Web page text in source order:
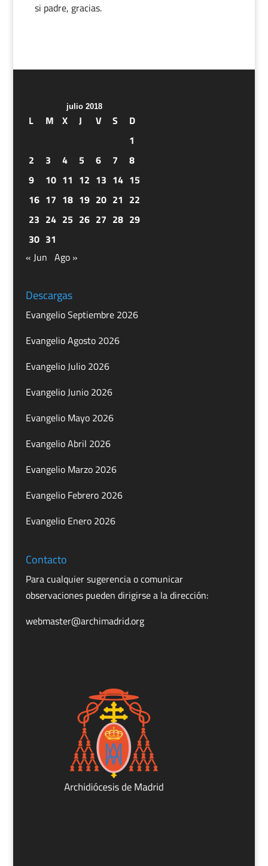
si padre, gracias.
julio 2018
L M X J V S
D
1
2
3 4 5 6 7
8
9
10 11 12 13 14 15
16 17 18 19 20 21 22
23 24 25 26 27 28 29
30 31
« Jun Ago »
Descargas
Evangelio Septiembre 2026
Evangelio Agosto 2026
Evangelio Julio 2026
Evangelio Junio 2026
Evangelio Mayo 2026
Evangelio Abril 2026
Evangelio Marzo 2026
Evangelio Febrero 2026
Evangelio Enero 2026
Contacto
Para cualquier sugerencia o comunicar
observaciones pueden dirigirse a la dirección:
webmaster@archimadrid.org